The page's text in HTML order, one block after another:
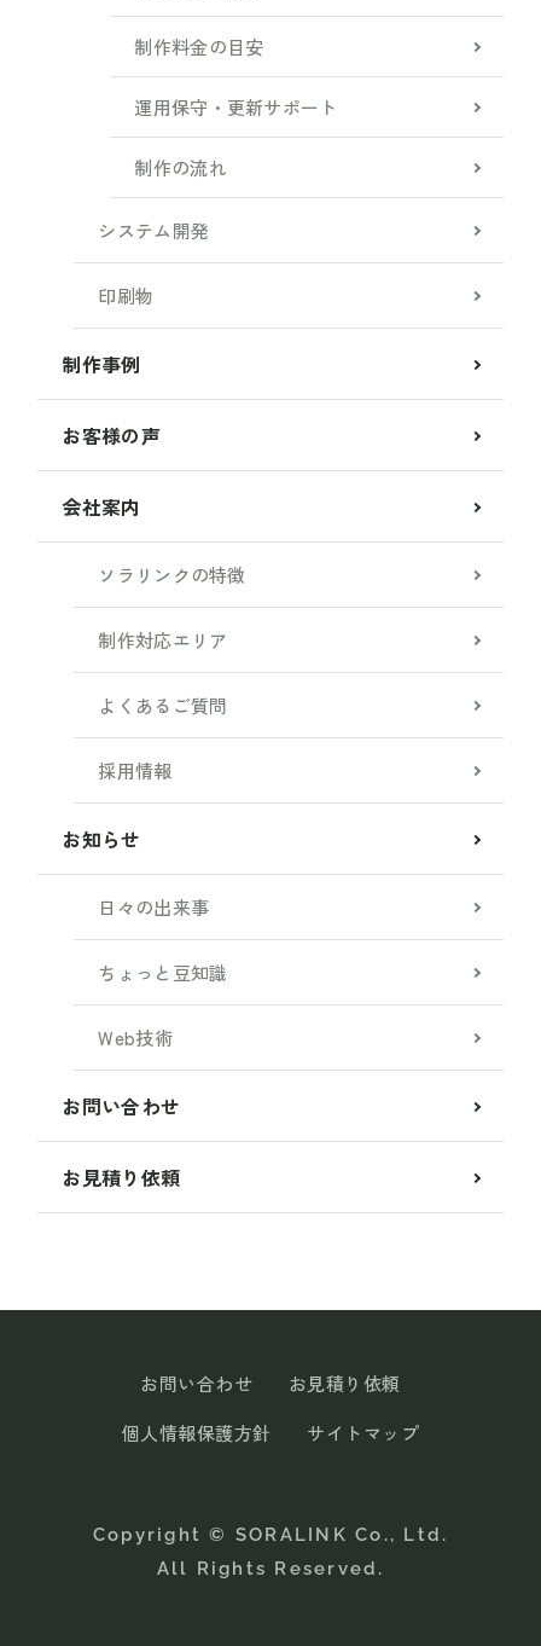
制作料金の目安
運用保守・更新サポート
制作の流れ
システム開発
印刷物
制作事例
お客様の声
会社案内
ソラリンクの特徴
制作対応エリア
よくあるご質問
採用情報
お知らせ
日々の出来事
ちょっと豆知識
Web技術
お問い合わせ
お見積り依頼
お問い合わせ
お見積り依頼
個人情報保護方針
サイトマップ
Copyright © SORALINK Co., Ltd.
All Rights Reserved.